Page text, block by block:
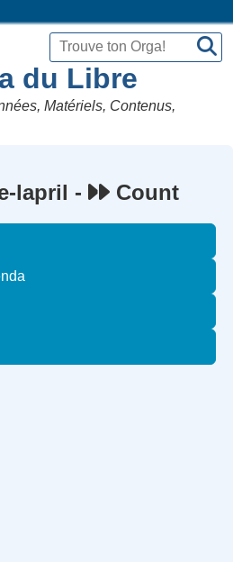
du Libre
Matériels, Contenus,
lapril - Count